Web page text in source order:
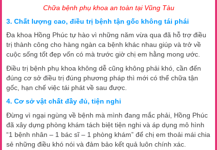
Chữa bệnh phụ khoa an toàn tại Vũng Tàu
3. Chất lượng cao, điều trị bệnh tận gốc không tái phái
Đa khoa Hồng Phúc tự hào vì những năm vừa qua đã hỗ trợ điều
trị thành công cho hàng ngàn ca bệnh khác nhau giúp và trở về
cuộc sống tốt đẹp vốn có mà trước giờ chị em hằng mong ước.
Điều trị bệnh phụ khoa không dễ cũng không phải khó, cần đến
đúng cơ sở điều trị đúng phương pháp thì mới có thể chữa tận
gốc, hạn chế việc tái phát về sau được.
4. Cơ sở vật chất đầy đủ, tiện nghi
Đừng vì ngại ngùng về bệnh mà mình đang mắc phải, Hồng Phúc
đã xây dựng phòng khám tách biệt tiện nghi và áp dụng mô hình
“1 bệnh nhân – 1 bác sĩ – 1 phòng khám” để chị em thoải mái chia
sẻ những điều khó nói và đảm bảo kết quả luôn chính xác.